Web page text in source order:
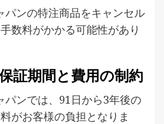
パンの特注商品をキャンセル
数料がかかる可能性があり
証期間と費用の制約
パンでは、91日から3年後の
がお客様の負担となりま